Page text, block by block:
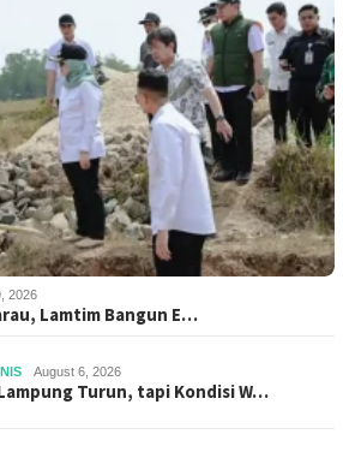
2026
Lamtim Bangun E…
August 6, 2026
Turun, tapi Kondisi W…